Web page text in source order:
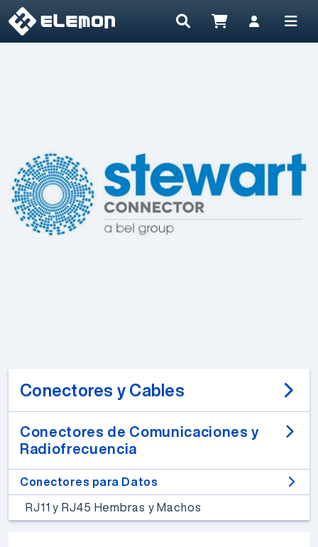
Conectores y Cables
Conectores de Comunicaciones y
Radiofrecuencia
Conectores para Datos
RJ11 y RJ45 Hembras y Machos